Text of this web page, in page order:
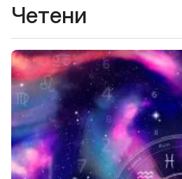
Четени